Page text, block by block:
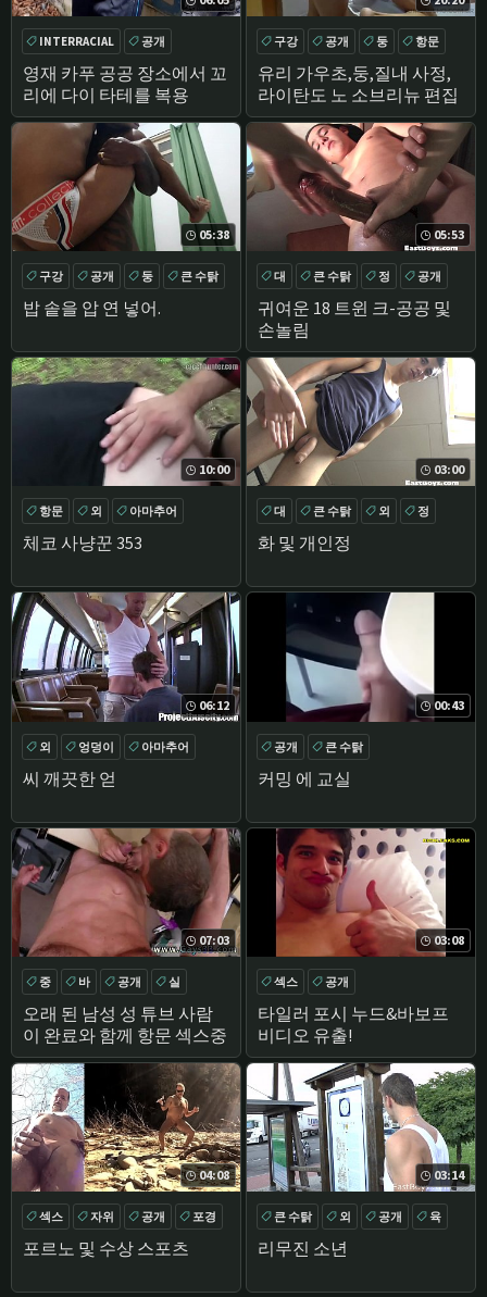
영재 카푸 공공 장소에서 꼬
리에 다이 타테를 복용
INTERRACIAL
공개
큰 수탉
아마추어
유리 가우초,둥,질내 사정,
라이탄도 노 소브리뉴 편집
구강 공개 둥 항문
05:38
밥 솥을 압 연 넣어.
구강 공개 둥 큰 수탉
05:53
귀여운 18 트윈 크-공공 및
손놀림
대 큰 수탉 정 공개
10:00
체코 사냥꾼 353
항문 외
아마추어
POV
03:00
화 및 개인정
대 큰 수탉 외 정
06:12
씨 깨끗한 얻
외 엉덩이
아마추어
공개
00:43
커밍 에 교실
공개 큰 수탉
07:03
오래 된 남성 성 튜브 사람
이 완료와 함께 항문 섹스중
중 바 공개 실
03:08
타일러 포시 누드&바보프
비디오 유출!
섹스 공개
04:08
포르노 및 수상 스포츠
섹스 자위 공개 포경
03:14
리무진 소년
큰 수탉 외 공개 육